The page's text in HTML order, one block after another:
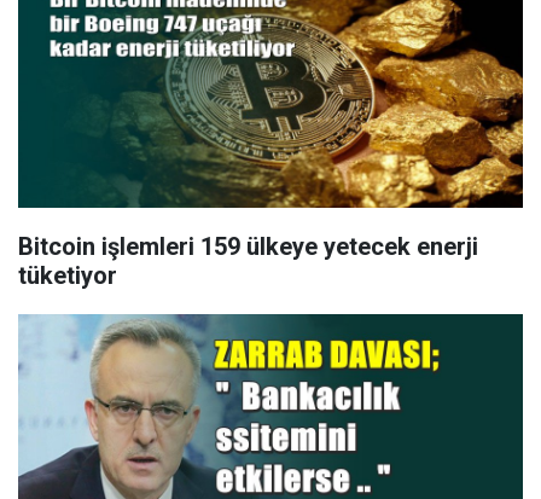
Bitcoin işlemleri 159 ülkeye yetecek enerji
tüketiyor